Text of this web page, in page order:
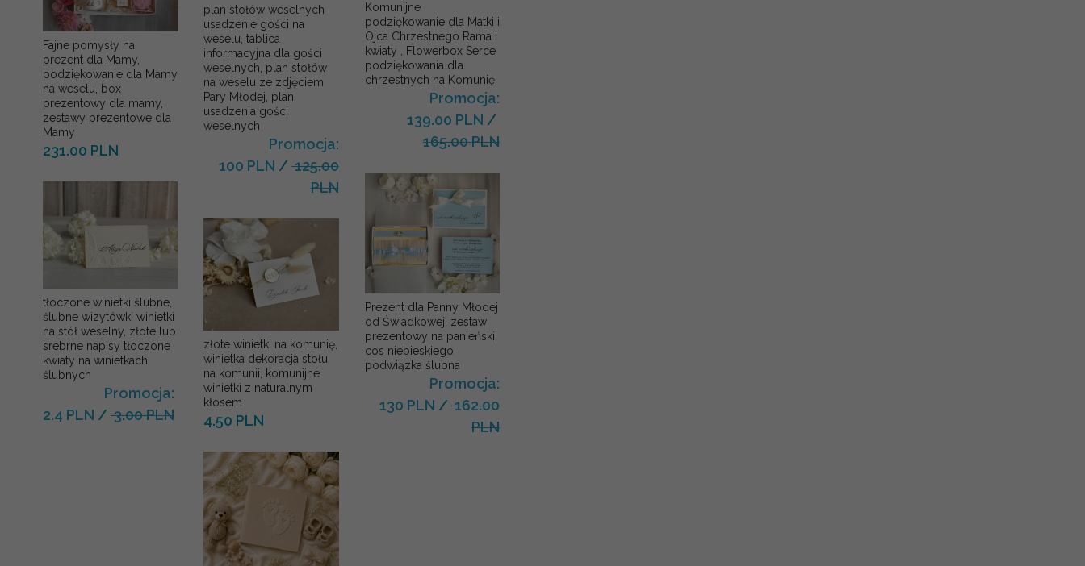
Fajne pomysły na
prezent dla Mamy,
podziękowanie dla Mamy
na weselu, box
prezentowy dla mamy,
zestawy prezentowe dla
Mamy
231.00 PLN
tłoczone winietki ślubne,
ślubne wizytówki winietki
na stół weselny, złote lub
srebrne napisy tłoczone
kwiaty na winietkach
ślubnych
Promocja:
2.4 PLN / 3.00 PLN
plan stołów weselnych
usadzenie gości na
weselu, tablica
informacyjna dla gości
weselnych, plan stołów
na weselu ze zdjęciem
Pary Młodej, plan
usadzenia gości
weselnych
Promocja:
100 PLN /125.00
PLN
złote winietki na komunię,
winietka dekoracja stołu
na komunii, komunijne
winietki z naturalnym
kłosem
4.50 PLN
Komunijne
podziękowanie dla Matki i
Ojca Chrzestnego Rama i
kwiaty , Flowerbox Serce
podziękowania dla
chrzestnych na Komunię
Promocja:
139.00 PLN /
165.00 PLN
Prezent dla Panny Młodej
od Świadkowej, zestaw
prezentowy na panieński,
cos niebieskiego
podwiązka ślubna
Promocja:
130 PLN / 162.00
PLN